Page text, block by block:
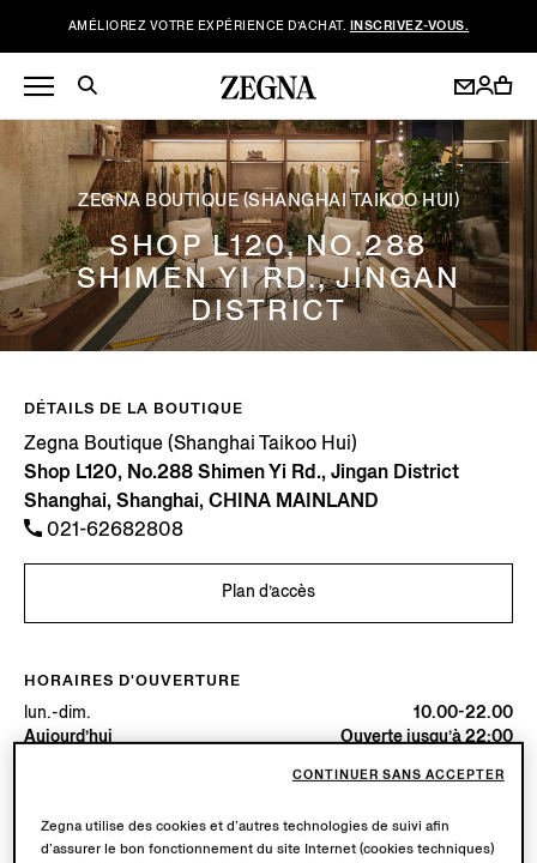
AMÉLIOREZ VOTRE EXPÉRIENCE D’ACHAT. INSCRIVEZ-VOUS.
ZEGNA BOUTIQUE (SHANGHAI TAIKOO HUI)
SHOP L120, NO.288
SHIMEN YI RD., JINGAN
DISTRICT
DÉTAILS DE LA BOUTIQUE
Zegna Boutique (Shanghai Taikoo Hui)
Shop L120, No.288 Shimen Yi Rd., Jingan District
Shanghai, Shanghai, CHINA MAINLAND
021-62682808
Plan d’accès
HORAIRES D'OUVERTURE
lun.-dim.
10.00-22.00
Aujourd’hui
Ouverte jusqu’à 22:00
Livraison en boutique non disponible.
Zegna utilise des cookies et d’autres technologies de suivi afin
d’assurer le bon fonctionnement du site Internet (cookies techniques)
CONTINUER SANS ACCEPTER